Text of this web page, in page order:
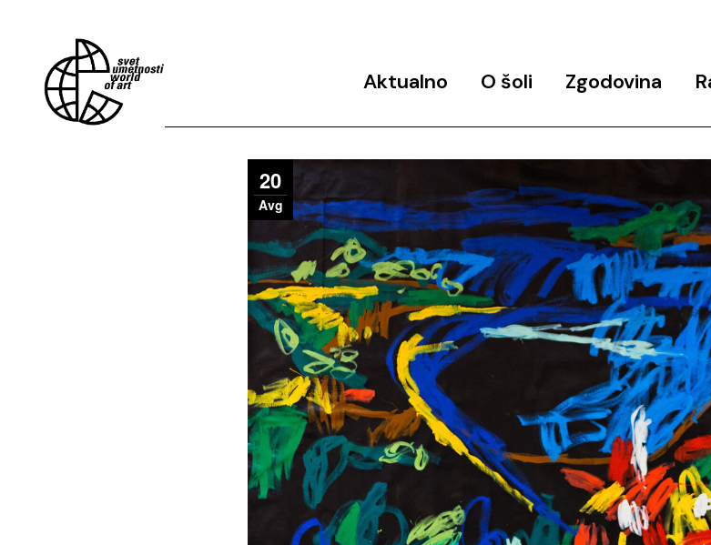
Aktualno O šoli
Ekipa
Udeleženke_
Partnerji
Podpora
Kontakt
Zgodovina
Arhiv javnih
delavnic
Studio 6
20
Avg